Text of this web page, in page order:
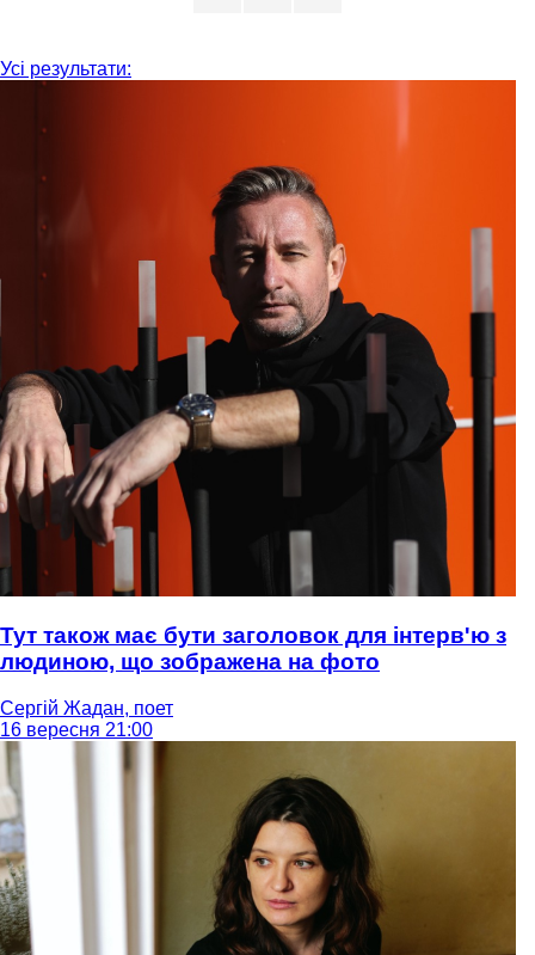
Усі результати:
Тут також має бути заголовок для інтерв'ю з
людиною, що зображена на фото
Сергій Жадан, поет
16 вересня 21:00